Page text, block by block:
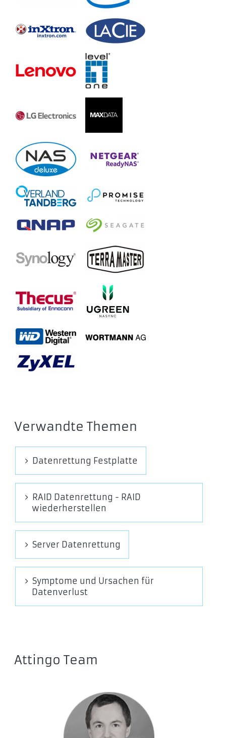
Verwandte Themen
Datenrettung Festplatte
RAID Datenrettung - RAID
wiederherstellen
Server Datenrettung
Symptome und Ursachen für
Datenverlust
Attingo Team